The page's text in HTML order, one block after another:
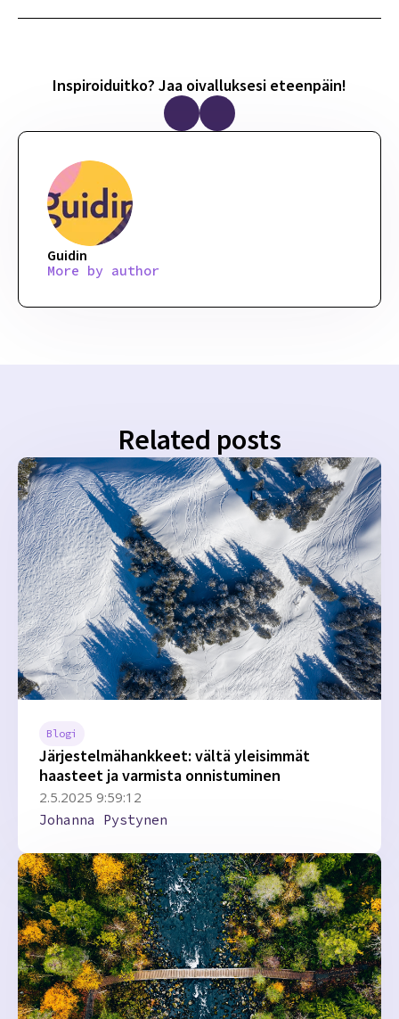
Inspiroiduitko? Jaa oivalluksesi eteenpäin!
Guidin
More by author
Related posts
Blogi
Järjestelmähankkeet: vältä yleisimmät
haasteet ja varmista onnistuminen
2.5.2025 9:59:12
Johanna Pystynen